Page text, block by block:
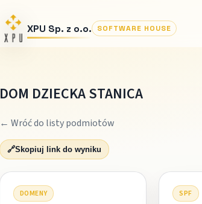
XPU Sp. z o.o. SOFTWARE HOUSE
DOM DZIECKA STANICA
← Wróć do listy podmiotów
🔗Skopiuj link do wyniku
DOMENY SPF